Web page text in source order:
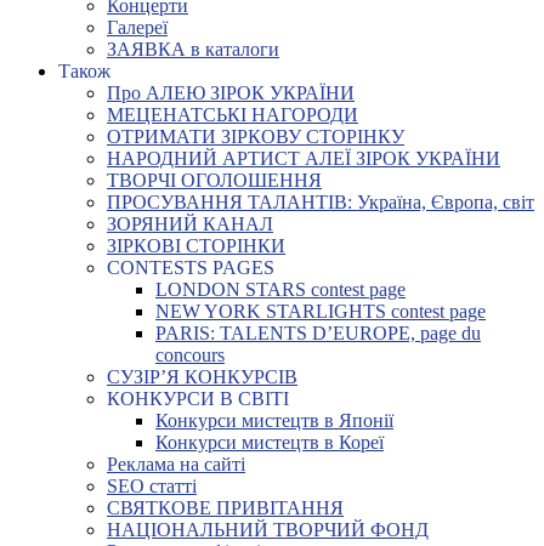
Концерти
Галереї
ЗАЯВКА в каталоги
Також
Про АЛЕЮ ЗІРОК УКРАЇНИ
МЕЦЕНАТСЬКІ НАГОРОДИ
ОТРИМАТИ ЗІРКОВУ СТОРІНКУ
НАРОДНИЙ АРТИСТ АЛЕЇ ЗІРОК УКРАЇНИ
ТВОРЧІ ОГОЛОШЕННЯ
ПРОСУВАННЯ ТАЛАНТІВ: Україна, Європа, світ
ЗОРЯНИЙ КАНАЛ
ЗІРКОВІ СТОРІНКИ
CONTESTS PAGES
LONDON STARS contest page
NEW YORK STARLIGHTS contest page
PARIS: TALENTS D’EUROPE, page du
concours
СУЗІР’Я КОНКУРСІВ
КОНКУРСИ В СВІТІ
Конкурси мистецтв в Японії
Конкурси мистецтв в Кореї
Реклама на сайті
SEO статті
СВЯТКОВЕ ПРИВІТАННЯ
НАЦІОНАЛЬНИЙ ТВОРЧИЙ ФОНД